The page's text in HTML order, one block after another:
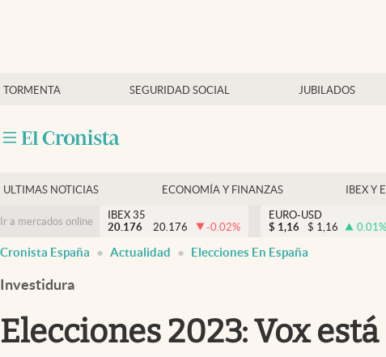
TORMENTA SEGURIDAD SOCIAL JUBILADOS
Economía y finanzas
Criptomonedas
ULTIMAS NOTICIAS ECONOMÍA Y FINANZAS IBEX Y
Ir a mercados online
IBEX 35
20.176
20.176 -0.02%
EURO-USD
$ 1,16 $ 1,16 0.01%
Cronista España Actualidad Elecciones En España
Investidura
Elecciones 2023: Vox